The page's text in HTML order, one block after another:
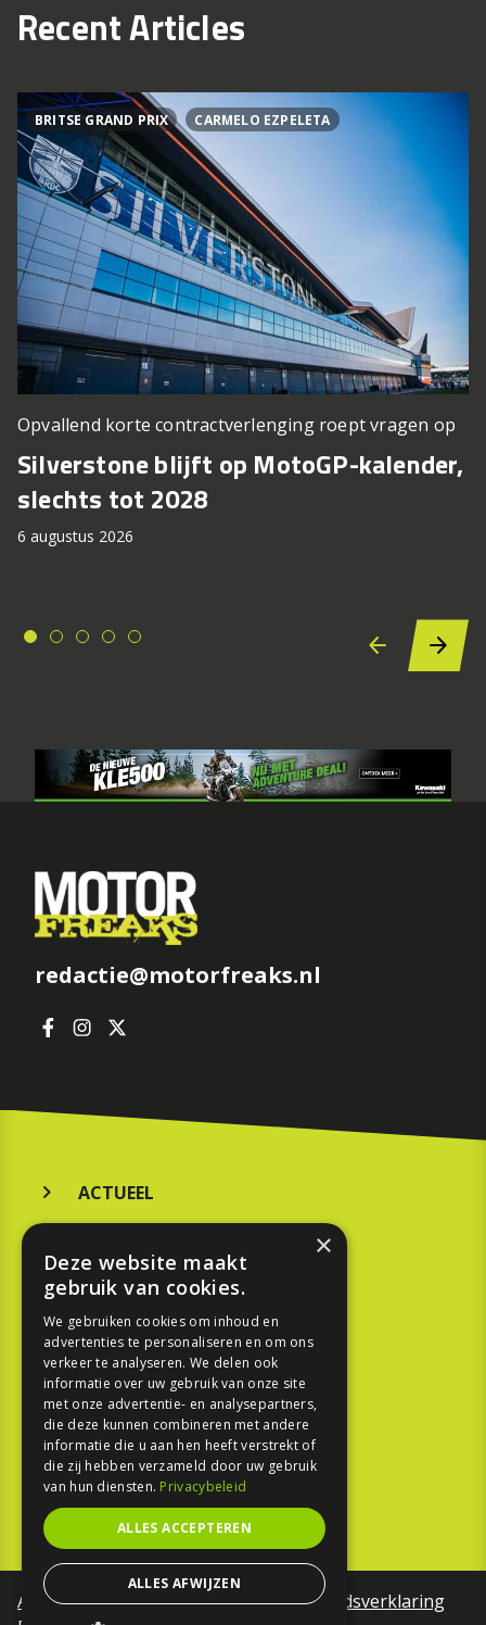
Recent Articles
BRITSE GRAND PRIX CARMELO EZPELETA
Opvallend korte contractverlenging roept vragen op
Silverstone blijft op MotoGP-kalender,
slechts tot 2028
6 augustus 2026
redactie@motorfreaks.nl
ACTUEEL
KOOPGIDS
TESTEN
SPORT
REPORTAGE
TOUREN
NIEUWSBRIEF
Algemene voorwaardenToegankelijkheidsverklaring
×
Deze website maakt
gebruik van cookies.
We gebruiken cookies om inhoud en
advertenties te personaliseren en om ons
verkeer te analyseren. We delen ook
informatie over uw gebruik van onze site
met onze advertentie- en analysepartners,
die deze kunnen combineren met andere
informatie die u aan hen heeft verstrekt of
die zij hebben verzameld door uw gebruik
van hun diensten. Privacybeleid
ALLES ACCEPTEREN
ALLES AFWIJZEN